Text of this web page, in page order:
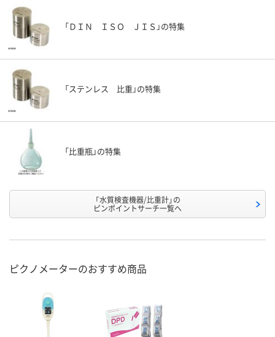
「ＤＩＮ ＩＳＯ ＪＩＳ」の特集
「ステンレス 比重」の特集
「比重瓶」の特集
「水質検査機器/比重計」の
ピンポイントサーチ一覧へ
ピクノメーターのおすすめ商品